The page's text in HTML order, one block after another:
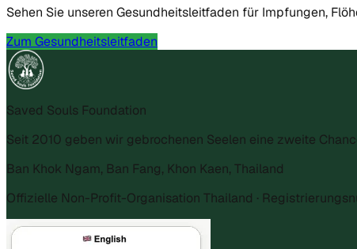
Sehen Sie unseren Gesundheitsleitfaden für Impfungen,
Zum Gesundheitsleitfaden
Saved Souls Foundation
Seit 2010 geben wir gebrochenen Seelen eine zweite
Ban Khok Ngam, Ban Fang, Khon Kaen, Thailand
Offizielle Non-Profit-Organisation Thailand ·